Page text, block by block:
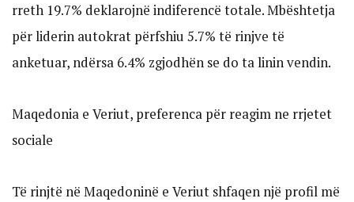
rreth 19.7% deklarojnë indiferencë totale. Mbështetja
për liderin autokrat përfshiu 5.7% të rinjve të
anketuar, ndërsa 6.4% zgjodhën se do ta linin vendin.
Maqedonia e Veriut, preferenca për reagim ne rrjetet
sociale
Të rinjtë në Maqedoninë e Veriut shfaqen një profil më